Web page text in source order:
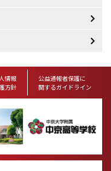
情報
方針
公益通報者保護に
関するガイドライン